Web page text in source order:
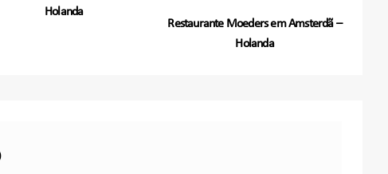
Holanda
Restaurante Moeders em Amsterdã –
Holanda